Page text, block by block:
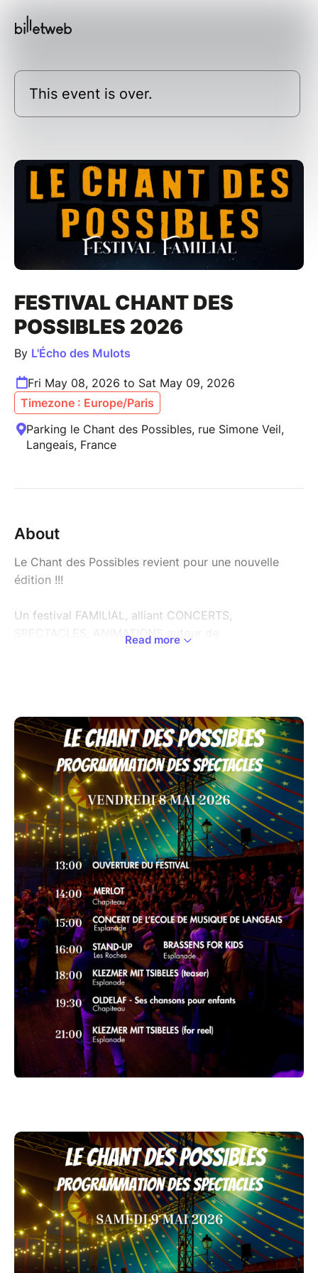
This event is over.
FESTIVAL CHANT DES
POSSIBLES 2026
By L'Écho des Mulots
Fri May 08, 2026 to Sat May 09, 2026
Timezone : Europe/Paris
Parking le Chant des Possibles, rue Simone Veil,
Langeais, France
About
Le Chant des Possibles revient pour une nouvelle
édition !!!
Un festival FAMILIAL, alliant CONCERTS,
SPECTACLES, ANIMATIONS autour de
Après avoir accueilli 3 000 visiteurs l'an dernier et les
Ogres de Barback avec leur spectacle PittOcha
Découvrez le programme 2026 !
SOUS LE CHAPITEAU
Vendredi 8 mai :
15h Merlot
19h30 OLDELAF
Samedi 9 mai :
14h Pourquoi Pourquoi
16h Merlot
19h30 Lionel Suarez avec MOUSS ET HAKIM
DANS LE DOMAINE
CONCERTS
Le merveilleux sextetKlezmer mit Tsibeles, qui réunit
pratique une musique brillante, inventive, dansante ou
plus profonde, sans nostalgie mais toujours ancrée
dans la tradition.
Les Petits Métalleux reviennent pour la 2ème année!
Notre mission : Faire découvrir le - gentil- métal aux
enfants et aux plus grands! Un métal musette (avec
accordéon), un métal marrant (avec des bonnes
Read more